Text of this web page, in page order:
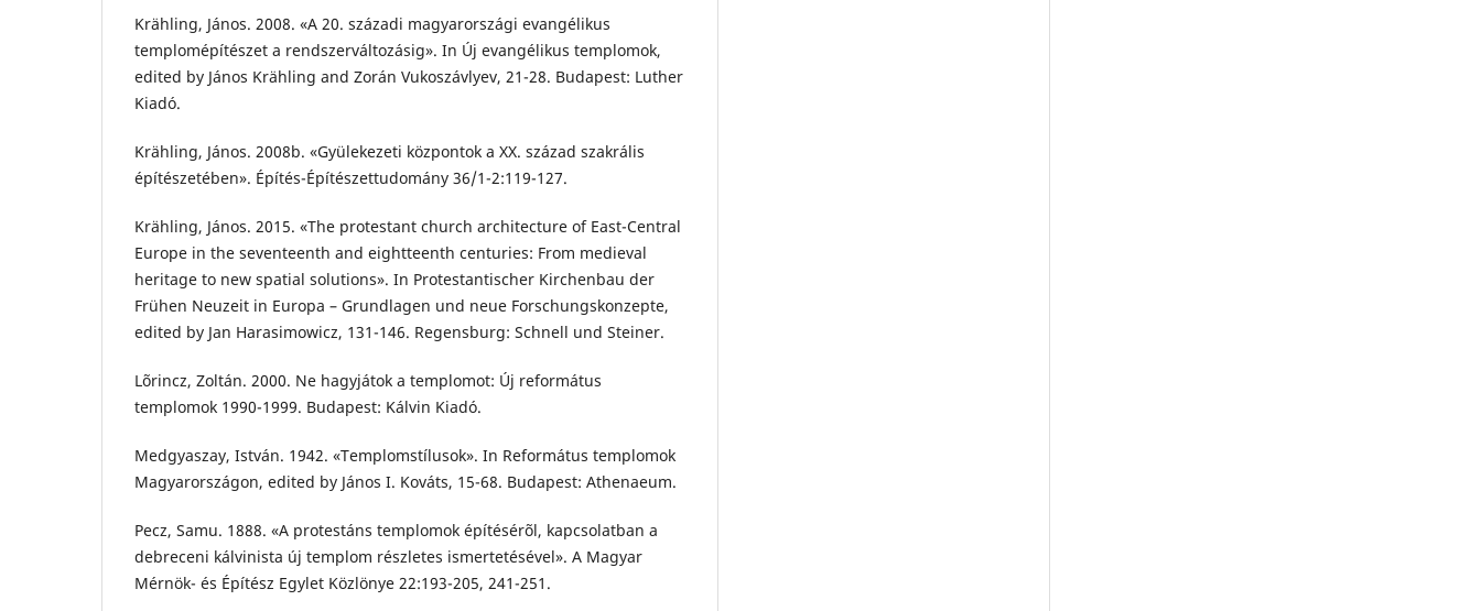
Krähling, János. 2008. «A 20. századi magyarországi evangélikus
templomépítészet a rendszerváltozásig». In Új evangélikus templomok,
edited by János Krähling and Zorán Vukoszávlyev, 21-28. Budapest: Luther
Kiadó.
Krähling, János. 2008b. «Gyülekezeti központok a XX. század szakrális
építészetében». Építés-Építészettudomány 36/1-2:119-127.
Krähling, János. 2015. «The protestant church architecture of East-Central
Europe in the seventeenth and eightteenth centuries: From medieval
heritage to new spatial solutions». In Protestantischer Kirchenbau der
Frühen Neuzeit in Europa – Grundlagen und neue Forschungskonzepte,
edited by Jan Harasimowicz, 131-146. Regensburg: Schnell und Steiner.
Lõrincz, Zoltán. 2000. Ne hagyjátok a templomot: Új református
templomok 1990-1999. Budapest: Kálvin Kiadó.
Medgyaszay, István. 1942. «Templomstílusok». In Református templomok
Magyarországon, edited by János I. Kováts, 15-68. Budapest: Athenaeum.
Pecz, Samu. 1888. «A protestáns templomok építésérõl, kapcsolatban a
debreceni kálvinista új templom részletes ismertetésével». A Magyar
Mérnök- és Építész Egylet Közlönye 22:193-205, 241-251.